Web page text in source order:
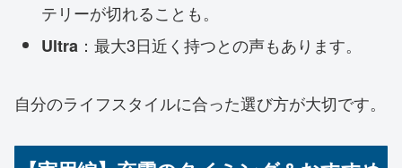
テリーが切れることも。
Ultra ：最大3日近く持つとの声もあります。
自分のライフスタイルに合った選び方が大切です。